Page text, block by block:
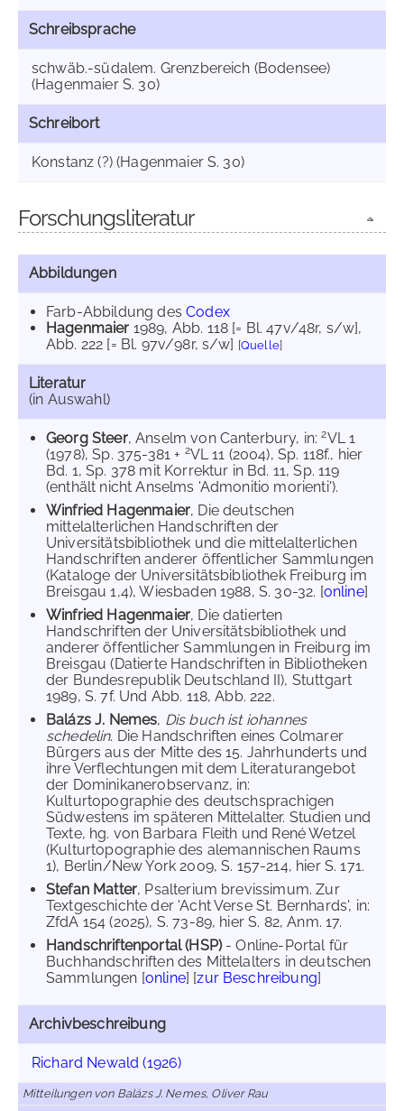
Schreibsprache
schwäb.-südalem. Grenzbereich (Bodensee)
(Hagenmaier S. 30)
Schreibort
Konstanz (?) (Hagenmaier S. 30)
Forschungsliteratur
Abbildungen
Farb-Abbildung desCodex
Hagenmaier 1989, Abb. 118 [= Bl. 47v/48r, s/w],
Abb. 222 [= Bl. 97v/98r, s/w] [Quelle]
Literatur
(in Auswahl)
Georg Steer, Anselm von Canterbury, in:2VL 1
(1978), Sp. 375-381 + 2VL 11 (2004), Sp. 118f., hier
Bd. 1, Sp. 378 mit Korrektur in Bd. 11, Sp. 119
(enthält nicht Anselms 'Admonitio morienti').
Winfried Hagenmaier, Die deutschen
mittelalterlichen Handschriften der
Universitätsbibliothek und die mittelalterlichen
Handschriften anderer öffentlicher Sammlungen
(Kataloge der Universitätsbibliothek Freiburg im
Breisgau 1,4), Wiesbaden 1988, S. 30-32. [online]
Winfried Hagenmaier, Die datierten
Handschriften der Universitätsbibliothek und
anderer öffentlicher Sammlungen in Freiburg im
Breisgau (Datierte Handschriften in Bibliotheken
der Bundesrepublik Deutschland II), Stuttgart
1989, S. 7f. Und Abb. 118, Abb. 222.
Balázs J. Nemes, Dis buch ist iohannes
schedelin. Die Handschriften eines Colmarer
Bürgers aus der Mitte des 15. Jahrhunderts und
ihre Verflechtungen mit dem Literaturangebot
der Dominikanerobservanz, in:
Kulturtopographie des deutschsprachigen
Südwestens im späteren Mittelalter. Studien und
Texte, hg. von Barbara Fleith und René Wetzel
(Kulturtopographie des alemannischen Raums
1), Berlin/New York 2009, S. 157-214, hier S. 171.
Stefan Matter, Psalterium brevissimum. Zur
Textgeschichte der 'Acht Verse St. Bernhards', in:
ZfdA 154 (2025), S. 73-89, hier S. 82, Anm. 17.
Handschriftenportal (HSP)- Online-Portal für
Buchhandschriften des Mittelalters in deutschen
Sammlungen [online] [zur Beschreibung]
Archivbeschreibung
Richard Newald (1926)
Mitteilungen von Balázs J. Nemes, Oliver Rau